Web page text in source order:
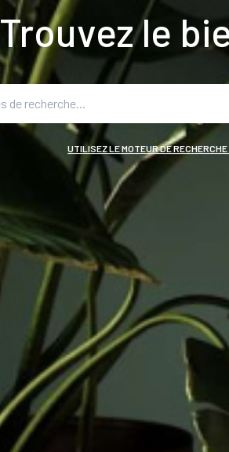
Trouvez le
UTILISEZ LE MOTEUR DE